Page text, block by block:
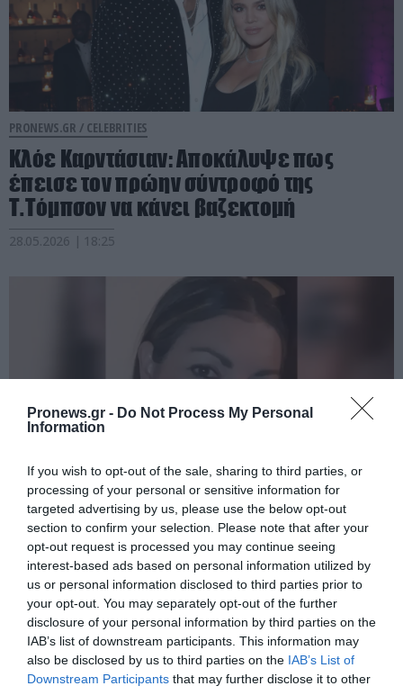
Pronews.gr - Do Not Process My Personal
Information
If you wish to opt-out of the sale, sharing to third parties, or
processing of your personal or sensitive information for
targeted advertising by us, please use the below opt-out
section to confirm your selection. Please note that after your
opt-out request is processed you may continue seeing
interest-based ads based on personal information utilized by
us or personal information disclosed to third parties prior to
your opt-out. You may separately opt-out of the further
disclosure of your personal information by third parties on the
IAB’s list of downstream participants. This information may
also be disclosed by us to third parties on the IAB’s List of
Downstream Participants that may further disclose it to other
PRONEWS.GR / CELEBRITIES
Κλόε Καρντάσιαν: Αποκάλυψε πως
έπεισε τον πρώην σύντροφό της
Τ.Τόμπσον να κάνει βαζεκτομή
28.05.2026 | 18:25
PRONEWS.GR /ΕΣΩΤΕΡΙΚΗ ΑΣΦΑΛΕΙΑ
Κρήτη: Στη δημοσιότητα βίντεο
ντοκουμέντο από το σημείο που
εντοπίστηκε νεκρός ο πρώην
σύντροφος της 43χρονης
21.04.2026 | 20:07